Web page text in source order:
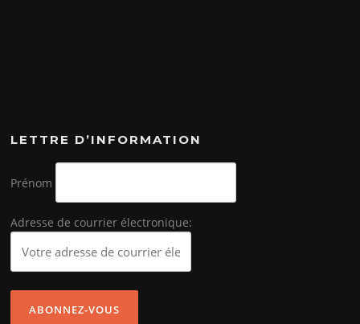
LETTRE D’INFORMATION
Prénom
Adresse de courrier électronique: